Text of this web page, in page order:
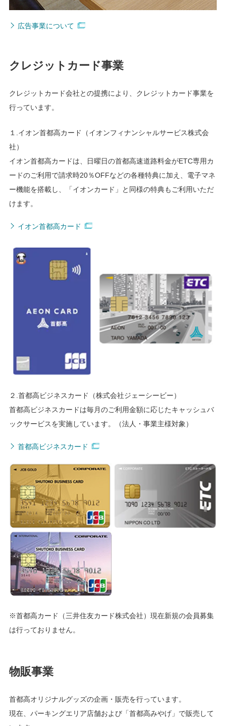
広告事業について
クレジットカード事業
クレジットカード会社との提携により、クレジットカード事業を
行っています。
１.イオン首都高カード（イオンフィナンシャルサービス株式会
社）
イオン首都高カードは、日曜日の首都高速道路料金がETC専用カ
ードのご利用で請求時20％OFFなどの各種特典に加え、電子マネ
ー機能を搭載し、「イオンカード」と同様の特典もご利用いただ
けます。
イオン首都高カード
２.首都高ビジネスカード（株式会社ジェーシービー）
首都高ビジネスカードは毎月のご利用金額に応じたキャッシュバ
ックサービスを実施しています。（法人・事業主様対象）
首都高ビジネスカード
※首都高カード（三井住友カード株式会社）現在新規の会員募集
は行っておりません。
物販事業
首都高オリジナルグッズの企画・販売を行っています。
現在、パーキングエリア店舗および「首都高みやげ」で販売して